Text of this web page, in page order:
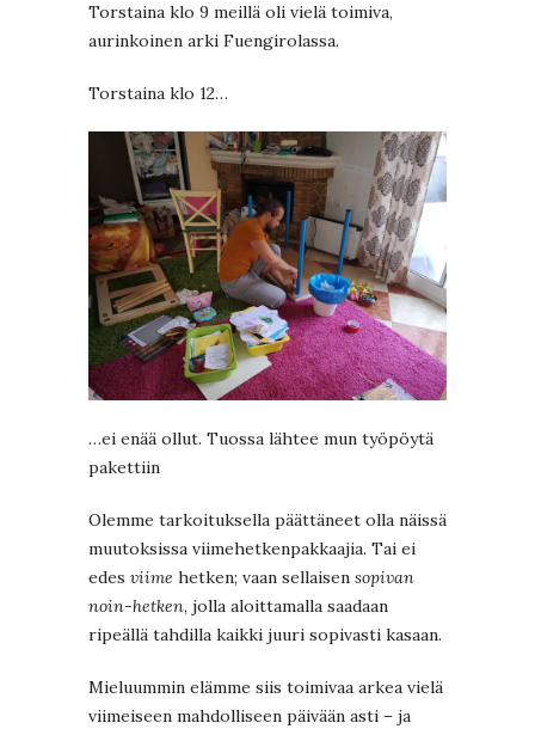
Torstaina klo 9 meillä oli vielä toimiva,
aurinkoinen arki Fuengirolassa.
Torstaina klo 12…
…ei enää ollut. Tuossa lähtee mun työpöytä
pakettiin
Olemme tarkoituksella päättäneet olla näissä
muutoksissa viimehetkenpakkaajia. Tai ei
edes viime hetken; vaan sellaisen sopivan
noin-hetken, jolla aloittamalla saadaan
ripeällä tahdilla kaikki juuri sopivasti kasaan.
Mieluummin elämme siis toimivaa arkea vielä
viimeiseen mahdolliseen päivään asti – ja